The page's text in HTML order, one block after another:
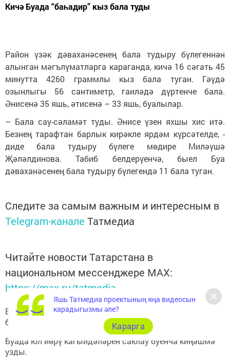
Кичә Буада “баһадир” кыз бала туды
Район үзәк дәваханәсенең бала тудыру бүлегеннән
алынган мәгълүматларга караганда, кичә 16 сәгать 45
минутта 4260 граммлы кыз бала туган. Гәүдә
озынлыгы 56 сантиметр, гаиләдә дүртенче бала.
Әнисенә 35 яшь, әтисенә – 33 яшь, буалылар.
– Бала сау-сәламәт туды. Әнисе үзен яхшы хис итә.
Безнең тарафтан барлык кирәкле ярдәм күрсәтелде, -
диде бала тудыру бүлеге мөдире Миләүшә
Җәләлдинова. Табиб белдерүенчә, быел Буа
дәваханәсенең бала тудыру бүлегендә 11 бала туган.
Следите за самым важным и интересным в
Telegram-канале Татмедиа
Читайте новости Татарстана в
национальном мессенджере MАХ:
https://max.ru/tatmedia
Быел башыннан Буа районы юлларында 6 кеше һәлак
булды
Буада юл йөрү кагыйдәләрен саклау буенча киңәшмә
узды.
Яшь Татмедиа проектының яңа видеосын
карадыгызмы әле?
Карарга